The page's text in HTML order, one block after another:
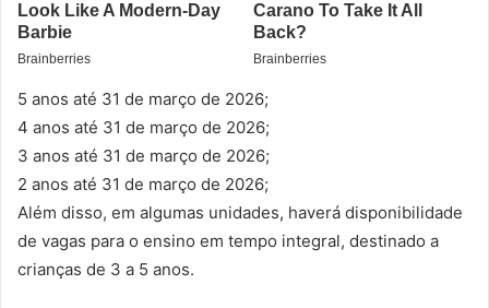
5 anos até 31 de março de 2026;
4 anos até 31 de março de 2026;
3 anos até 31 de março de 2026;
2 anos até 31 de março de 2026;
Além disso, em algumas unidades, haverá disponibilidade
de vagas para o ensino em tempo integral, destinado a
crianças de 3 a 5 anos.